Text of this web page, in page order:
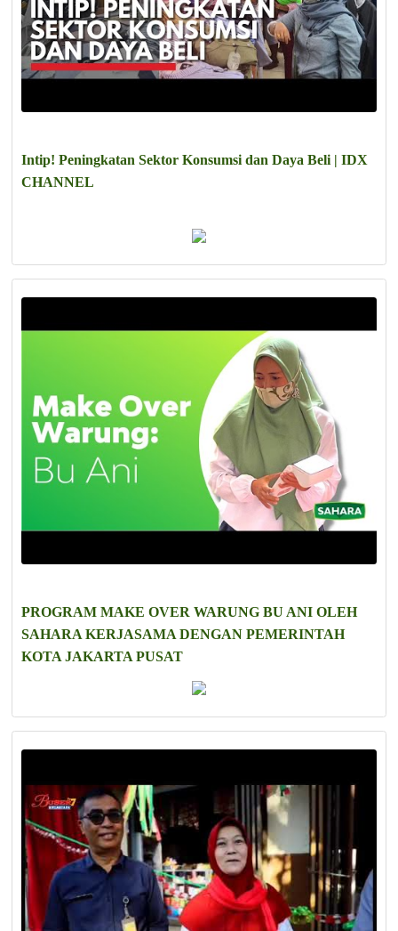
Intip! Peningkatan Sektor Konsumsi dan Daya Beli | IDX
CHANNEL
PROGRAM MAKE OVER WARUNG BU ANI OLEH
SAHARA KERJASAMA DENGAN PEMERINTAH
KOTA JAKARTA PUSAT